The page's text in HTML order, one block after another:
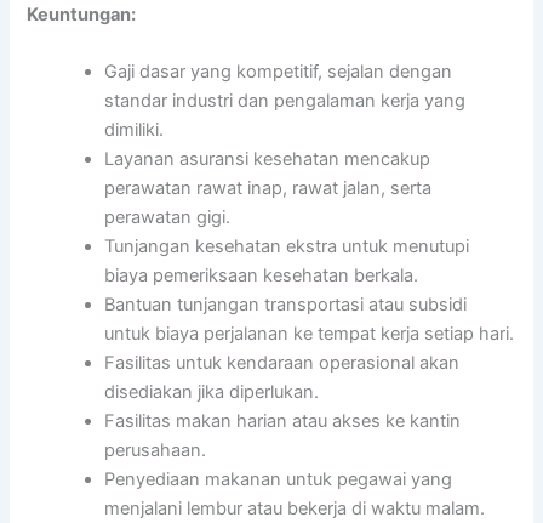
Keuntungan:
Gaji dasar yang kompetitif, sejalan dengan
standar industri dan pengalaman kerja yang
dimiliki.
Layanan asuransi kesehatan mencakup
perawatan rawat inap, rawat jalan, serta
perawatan gigi.
Tunjangan kesehatan ekstra untuk menutupi
biaya pemeriksaan kesehatan berkala.
Bantuan tunjangan transportasi atau subsidi
untuk biaya perjalanan ke tempat kerja setiap hari.
Fasilitas untuk kendaraan operasional akan
disediakan jika diperlukan.
Fasilitas makan harian atau akses ke kantin
perusahaan.
Penyediaan makanan untuk pegawai yang
menjalani lembur atau bekerja di waktu malam.